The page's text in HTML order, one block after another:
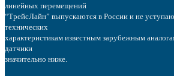
линейных перемещений
“ТрейсЛайн” выпускаются в России и не
технических
характеристикам известным зарубежным
датчики
значительно ниже.